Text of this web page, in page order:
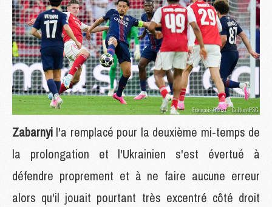
Zabarnyi l'a remplacé pour la deuxième mi-temps de
la prolongation et l'Ukrainien s'est évertué à
défendre proprement et à ne faire aucune erreur
alors qu'il jouait pourtant très excentré côté droit